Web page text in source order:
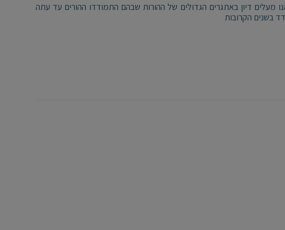
מעלים דיון באתגרים הגדולים של ההורות שבהם התמודדו ההורים עד עתה
בשנים הקרובות